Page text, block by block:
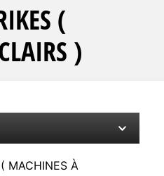
(
)
MACHINES À